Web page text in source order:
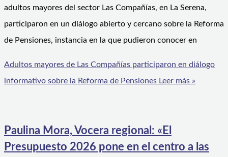
adultos mayores del sector Las Compañías, en La Serena,
participaron en un diálogo abierto y cercano sobre la Reforma
de Pensiones, instancia en la que pudieron conocer en
Adultos mayores de Las Compañías participaron en diálogo
informativo sobre la Reforma de Pensiones Leer más »
Paulina Mora, Vocera regional: «El
Presupuesto 2026 pone en el centro a las